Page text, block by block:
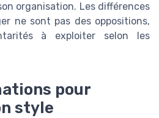
organisation. Les différences
ne sont pas des oppositions,
à exploiter selon les
pour
style